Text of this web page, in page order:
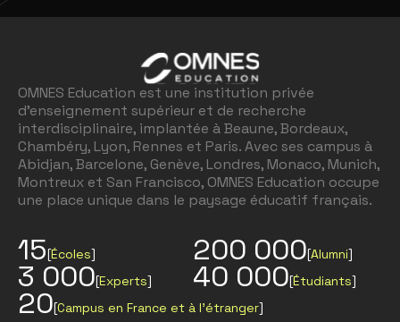
OMNES Education est une institution privée
d'enseignement supérieur et de recherche
interdisciplinaire, implantée à Beaune, Bordeaux,
Chambéry, Lyon, Rennes et Paris. Avec ses campus à
Abidjan, Barcelone, Genève, Londres, Monaco, Munich,
Montreux et San Francisco, OMNES Education occupe
une place unique dans le paysage éducatif français.
15[Écoles] 200 000[Alumni]
3 000[Experts] 40 000[Étudiants]
20[Campus en France et à l’étranger]